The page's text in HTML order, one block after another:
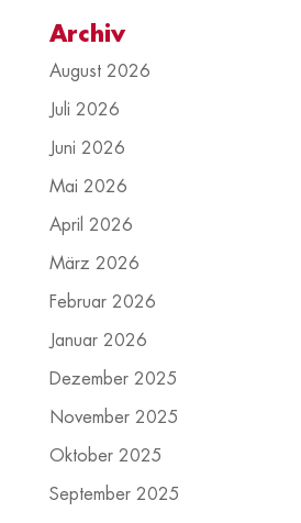
Archiv
August 2026
Juli 2026
Juni 2026
Mai 2026
April 2026
März 2026
Februar 2026
Januar 2026
Dezember 2025
November 2025
Oktober 2025
September 2025